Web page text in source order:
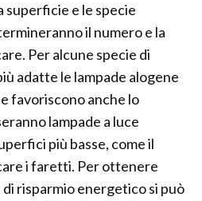
superficie e le specie
il numero e la
Per alcune specie di
adatte le lampade alogene
favoriscono anche lo
lampade a luce
più basse, come il
i faretti. Per ottenere
risparmio energetico si può